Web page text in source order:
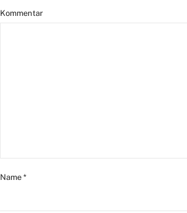
Kommentar
Name *